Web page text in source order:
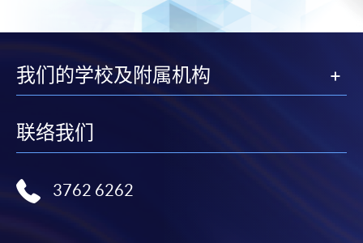
我们的学校及附属机构
联络我们
3762 6262